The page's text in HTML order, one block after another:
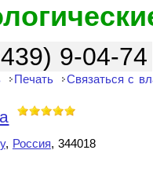
9-04-74
Печать Связаться с
, Россия, 344018